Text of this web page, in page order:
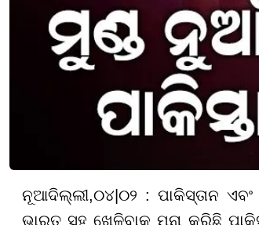
ନୂଆଦିଲ୍ଲୀ,୦୪|୦୨ : ପାକିସ୍ତାନ
ଭାରତ ସହ ଖେଳିବାକୁ ମନା କରିଛି